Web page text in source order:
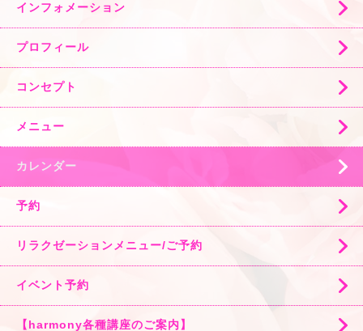
インフォメーション
プロフィール
コンセプト
メニュー
カレンダー
予約
リラクゼーションメニュー/ご予約
イベント予約
【harmony各種講座のご案内】